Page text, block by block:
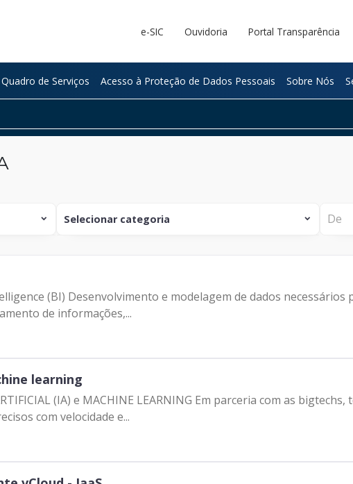
e-SIC Ouvidoria Portal Transparência
Quadro de Serviços Acesso à Proteção de Dados Pessoais Sobre Nós
expand_more Selecionar categoria expand_more
NOTÍCIA
Tecnologia
Gestão de Tecnologia
PÁGINA
Solução
(BI) Desenvolvimento e modelagem de dados
de informações,...
learning
(IA) e MACHINE LEARNING Em parceria com as
com velocidade e...